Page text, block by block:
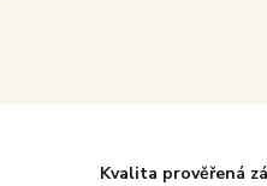
Kvalita prověřená